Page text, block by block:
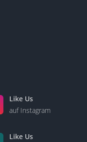
Like Us
auf Instagram
Like Us